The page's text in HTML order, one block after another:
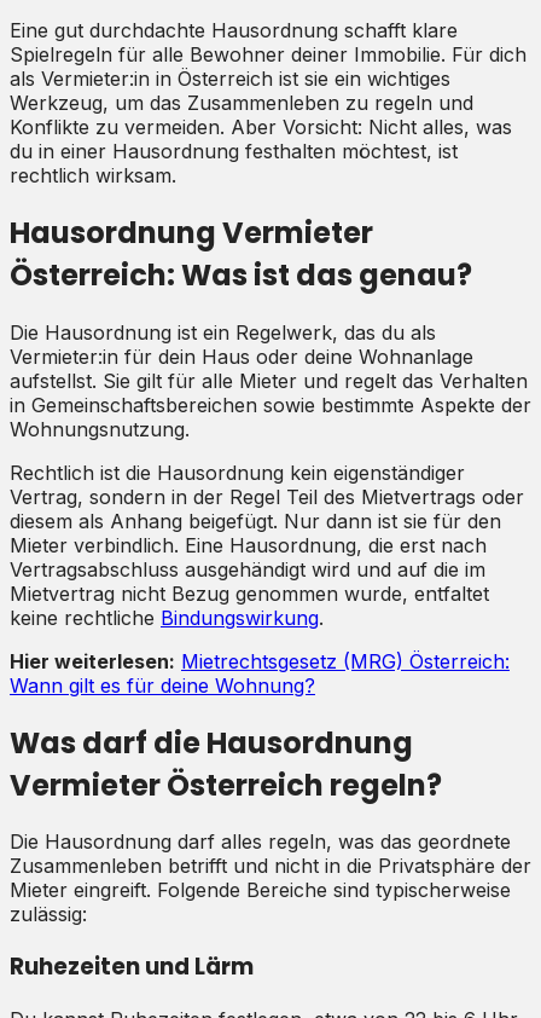
Eine gut durchdachte Hausordnung schafft klare
Spielregeln für alle Bewohner deiner Immobilie. Für dich
als Vermieter:in in Österreich ist sie ein wichtiges
Werkzeug, um das Zusammenleben zu regeln und
Konflikte zu vermeiden. Aber Vorsicht: Nicht alles, was
du in einer Hausordnung festhalten möchtest, ist
rechtlich wirksam.
Hausordnung Vermieter
Österreich: Was ist das genau?
Die Hausordnung ist ein Regelwerk, das du als
Vermieter:in für dein Haus oder deine Wohnanlage
aufstellst. Sie gilt für alle Mieter und regelt das Verhalten
in Gemeinschaftsbereichen sowie bestimmte Aspekte der
Wohnungsnutzung.
Rechtlich ist die Hausordnung kein eigenständiger
Vertrag, sondern in der Regel Teil des Mietvertrags oder
diesem als Anhang beigefügt. Nur dann ist sie für den
Mieter verbindlich. Eine Hausordnung, die erst nach
Vertragsabschluss ausgehändigt wird und auf die im
Mietvertrag nicht Bezug genommen wurde, entfaltet
keine rechtliche Bindungswirkung.
Hier weiterlesen: Mietrechtsgesetz (MRG) Österreich:
Wann gilt es für deine Wohnung?
Was darf die Hausordnung
Vermieter Österreich regeln?
Die Hausordnung darf alles regeln, was das geordnete
Zusammenleben betrifft und nicht in die Privatsphäre der
Mieter eingreift. Folgende Bereiche sind typischerweise
zulässig:
Ruhezeiten und Lärm